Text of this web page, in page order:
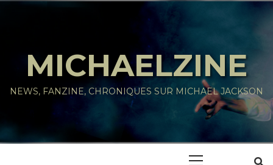
MICHAELZINE
NEWS, FANZINE, CHRONIQUES SUR MICHAEL JACKSON